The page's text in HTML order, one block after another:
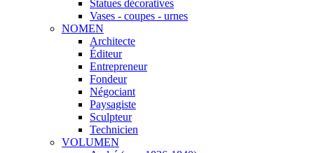
Statues décoratives
Vases - coupes - urnes
NOMEN
Architecte
Éditeur
Entrepreneur
Fondeur
Négociant
Paysagiste
Sculpteur
Technicien
VOLUMEN